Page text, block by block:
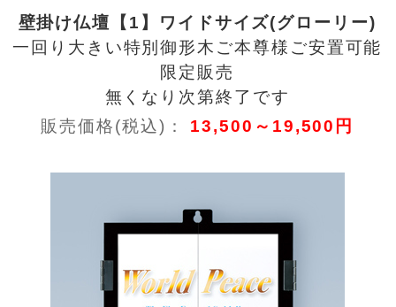
壁掛け仏壇【1】ワイドサイズ(グローリー)
一回り大きい特別御形木ご本尊様ご安置可能
限定販売
無くなり次第終了です
販売価格(税込)： 13,500～19,500円